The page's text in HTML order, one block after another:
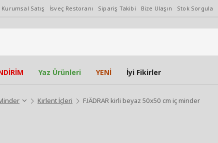
Kurumsal Satış İsveç Restoranı Sipariş Takibi Bize Ulaşın Stok Sorgula
Yaz Ürünleri YENİ İyi Fikirler
Kırlent İçleri FJÄDRAR kirli beyaz 50x50 cm iç minder